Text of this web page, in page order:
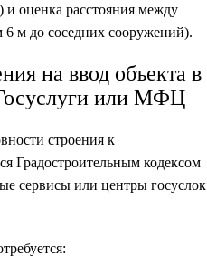
и оценка расстояния между
м до соседних сооружений).
на ввод объекта в
или МФЦ
строения к
Градостроительным кодексом
сервисы или центры госуслок